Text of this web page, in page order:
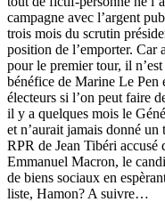
campagne avec l’argent
trois mois du scrutin
position de l’emporter.
pour le premier tour, il
bénéfice de Marine Le Pen
électeurs si l’on peut faire
il y a quelques mois le
et n’aurait jamais donné
RPR de Jean Tibéri
Emmanuel Macron, le
de biens sociaux en
liste, Hamon? A suivre…